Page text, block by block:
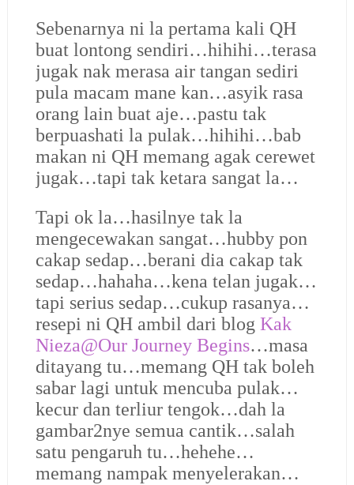
Sebenarnya ni la pertama kali QH
buat lontong sendiri…hihihi…terasa
jugak nak merasa air tangan sediri
pula macam mane kan…asyik rasa
orang lain buat aje…pastu tak
berpuashati la pulak…hihihi…bab
makan ni QH memang agak cerewet
jugak…tapi tak ketara sangat la…
Tapi ok la…hasilnye tak la
mengecewakan sangat…hubby pon
cakap sedap…berani dia cakap tak
sedap…hahaha…kena telan jugak…
tapi serius sedap…cukup rasanya…
resepi ni QH ambil dari blog Kak
Nieza@Our Journey Begins…masa
ditayang tu…memang QH tak boleh
sabar lagi untuk mencuba pulak…
kecur dan terliur tengok…dah la
gambar2nye semua cantik…salah
satu pengaruh tu…hehehe…
memang nampak menyelerakan…